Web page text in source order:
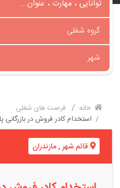
گروه شغلی
شهر
خانه
فرصت های شغلی
استخدام کادر فروش در بازرگانی
قائم شهر,مازندران